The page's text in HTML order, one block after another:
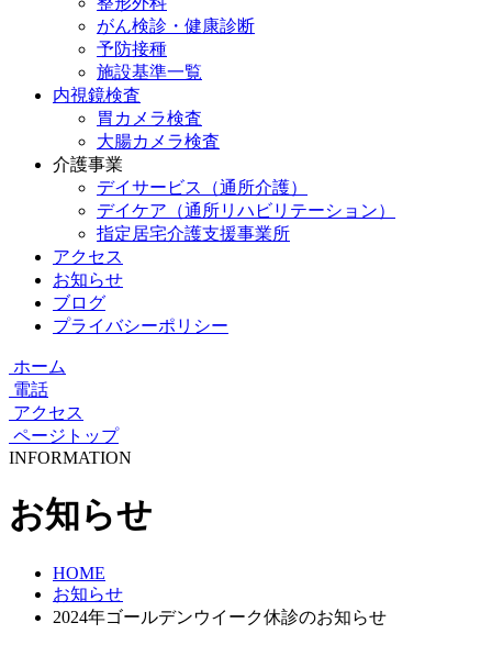
がん検診・健康診断
予防接種
施設基準一覧
内視鏡検査
胃カメラ検査
大腸カメラ検査
介護事業
デイサービス（通所介護）
デイケア（通所リハビリテーション）
指定居宅介護支援事業所
アクセス
お知らせ
ブログ
プライバシーポリシー
ホーム
電話
アクセス
ページトップ
INFORMATION
お知らせ
HOME
お知らせ
2024年ゴールデンウイーク休診のお知らせ